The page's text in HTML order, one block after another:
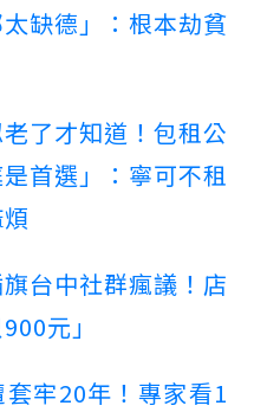
缺德」：根本劫貧
了才知道！包租公
首選」：寧可不租
旗台中社群瘋議！店
元」
牢20年！專家看1